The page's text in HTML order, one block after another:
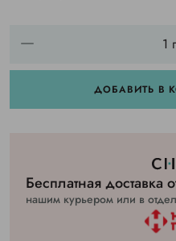
ДОБАВИТЬ В
Бесплатная доставка
нашим курьером или в